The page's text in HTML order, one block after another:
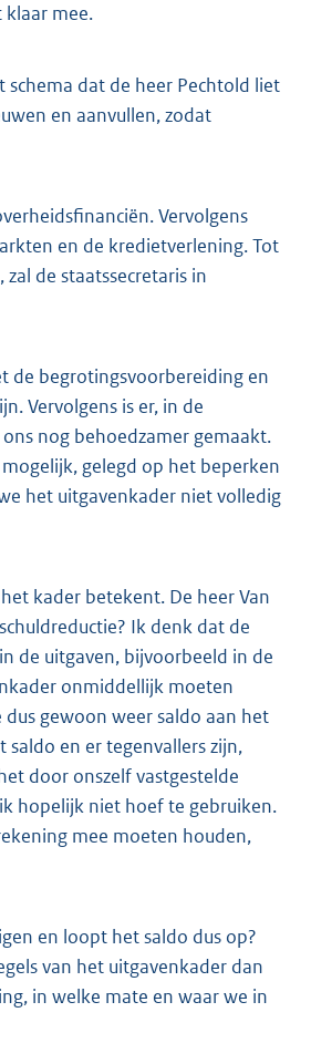
klaar mee.
dat de heer Pechtold liet
en aanvullen, zodat
Vervolgens
en de kredietverlening. Tot
de staatssecretaris in
de begrotingsvoorbereiding en
Vervolgens is er, in de
nog behoedzamer gemaakt.
gelegd op het beperken
het uitgavenkader niet volledig
kader betekent. De heer Van
Ik denk dat de
de uitgaven, bijvoorbeeld in de
onmiddellijk moeten
gewoon weer saldo aan het
en er tegenvallers zijn,
door onszelf vastgestelde
hopelijk niet hoef te gebruiken.
mee moeten houden,
en loopt het saldo dus op?
van het uitgavenkader dan
in welke mate en waar we in